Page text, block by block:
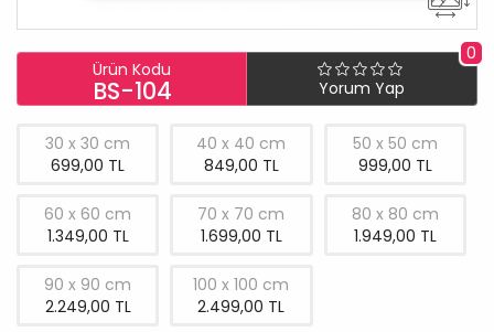
Ürün Kodu
BS-104
0
Yorum Yap
30 x 30 cm
699,00 TL
40 x 40 cm
849,00 TL
50 x 50 cm
999,00 TL
60 x 60 cm
1.349,00 TL
70 x 70 cm
1.699,00 TL
80 x 80 cm
1.949,00 TL
90 x 90 cm
2.249,00 TL
100 x 100 cm
2.499,00 TL